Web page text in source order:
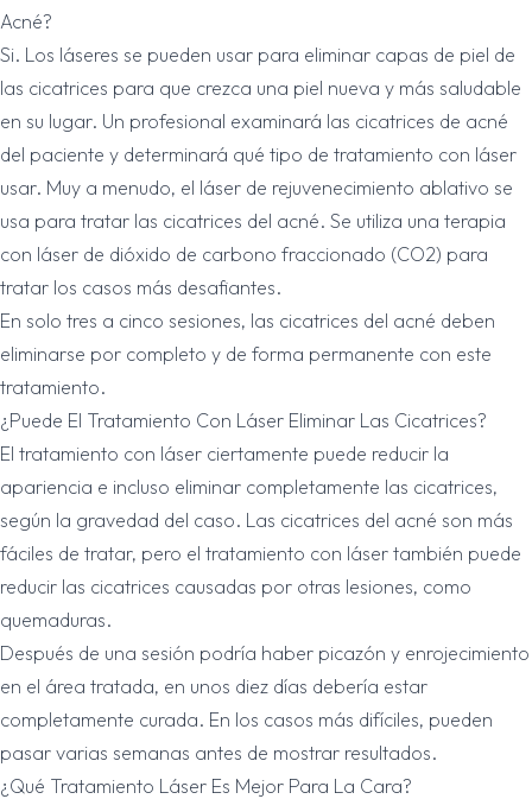
Acné?
Si. Los láseres se pueden usar para eliminar capas de piel de
las cicatrices para que crezca una piel nueva y más saludable
en su lugar. Un profesional examinará las cicatrices de acné
del paciente y determinará qué tipo de tratamiento con láser
usar. Muy a menudo, el láser de rejuvenecimiento ablativo se
usa para tratar las cicatrices del acné. Se utiliza una terapia
con láser de dióxido de carbono fraccionado (CO2) para
tratar los casos más desafiantes.
En solo tres a cinco sesiones, las cicatrices del acné deben
eliminarse por completo y de forma permanente con este
tratamiento.
¿Puede El Tratamiento Con Láser Eliminar Las Cicatrices?
El tratamiento con láser ciertamente puede reducir la
apariencia e incluso eliminar completamente las cicatrices,
según la gravedad del caso. Las cicatrices del acné son más
fáciles de tratar, pero el tratamiento con láser también puede
reducir las cicatrices causadas por otras lesiones, como
quemaduras.
Después de una sesión podría haber picazón y enrojecimiento
en el área tratada, en unos diez días debería estar
completamente curada. En los casos más difíciles, pueden
pasar varias semanas antes de mostrar resultados.
¿Qué Tratamiento Láser Es Mejor Para La Cara?